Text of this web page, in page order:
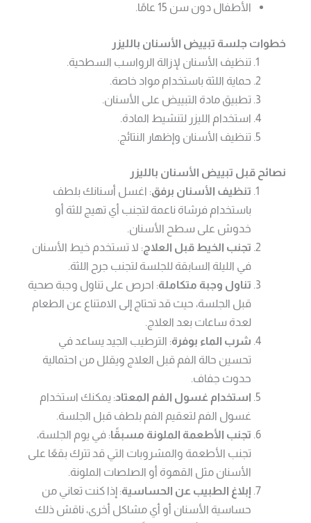
الأطفال دون سن 15 عامًا.
خطوات جلسة تبييض الأسنان بالليزر
تنظيف الأسنان لإزالة الرواسب السطحية.
حماية اللثة باستخدام مواد خاصة.
تطبيق مادة التبييض على الأسنان.
استخدام الليزر لتنشيط المادة.
تنظيف الأسنان وإظهار النتائج.
نصائح قبل تبييض الأسنان بالليزر
تنظيف الأسنان برفق: اغسل أسنانك بلطف
باستخدام فرشاة ناعمة لتجنب أي تهيج للثة أو
خدوش على سطح الأسنان.
تجنب الخيط قبل العلاج: لا تستخدم خيط الأسنان
في الليلة السابقة للجلسة لتجنب جرح اللثة.
تناول وجبة متكاملة: احرص على تناول وجبة صحية
قبل الجلسة، حيث قد تحتاج إلى الامتناع عن الطعام
لعدة ساعات بعد العلاج.
شرب الماء بوفرة: الترطيب الجيد يساعد في
تحسين حالة الفم قبل العلاج ويقلل من احتمالية
حدوث جفاف.
استخدام غسول الفم المعتاد: يمكنك استخدام
غسول الفم لتعقيم الفم بلطف قبل الجلسة.
تجنب الأطعمة الملونة مسبقًا: في يوم الجلسة،
تجنب الأطعمة والمشروبات التي قد تترك بقعًا على
الأسنان مثل القهوة أو الصلصات الملونة.
إبلاغ الطبيب عن الحساسية: إذا كنت تعاني من
حساسية الأسنان أو أي مشاكل أخرى، ناقش ذلك